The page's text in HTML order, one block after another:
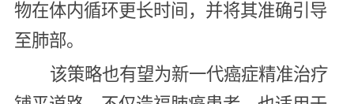
物在体内循环更长时间，并将其准确引导
至肺部。
该策略也有望为新一代癌症精准治疗